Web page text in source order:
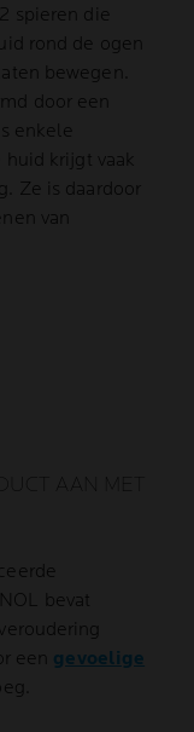
spieren die
rond de ogen
bewegen.
door een
enkele
krijgt vaak
Ze is daardoor
van
bevat
een gevoelige